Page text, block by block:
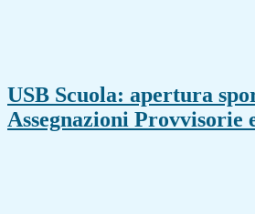
USB Scuola: apertura
Assegnazioni Provvisorie